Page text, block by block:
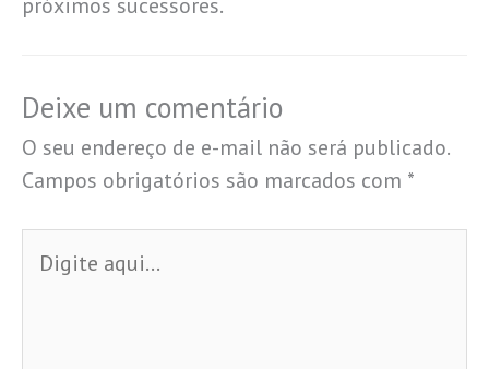
Deixe um comentário
O seu endereço de e-mail não será publicado.
Campos obrigatórios são marcados com *
aqui...